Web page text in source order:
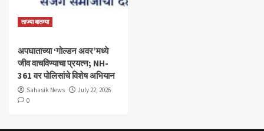
ताज्या बातम्या
अपघाताच्या ‘गोल्डन अवर’मध्ये
जीव वाचविण्याचा प्रयत्न; NH-
361 वर पोलिसांचे विशेष अभियान
Sahasik News
July 22, 2026
0